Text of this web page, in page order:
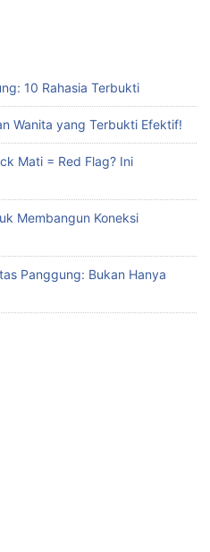
10 Rahasia Terbukti
Wanita yang Terbukti Efektif!
Mati = Red Flag? Ini
Membangun Koneksi
Panggung: Bukan Hanya